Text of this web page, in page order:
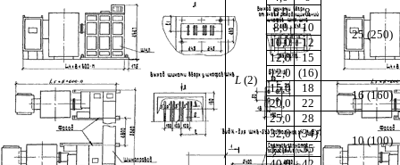
L (2)
25 (250)
6,0
8
8,0
10
10,0
12
12,0
15
12,0 (16)
15,0
18
16 (160)
20,0
22
25,0
28
10 (100)
32,0 (34)
32,0
35